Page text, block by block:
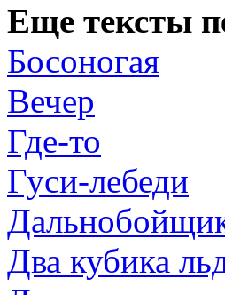
Еще тексты
Босоногая
Вечер
Где-то
Гуси-лебеди
Два кубика